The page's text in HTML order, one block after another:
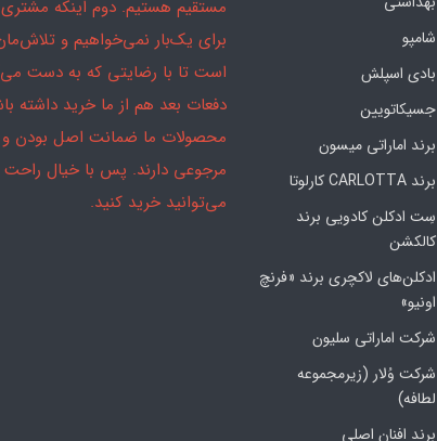
شامپو
بادی اسپلش
جسیکاتویین
برند اماراتی میسون
برند CARLOTTA کارلوتا
سِت ادکلن کادویی برند
کالکشن
ادکلن‌های لاکچری برند «فرنچ
اونیو»
شرکت اماراتی سلیون
شرکت وُلار (زیرمجموعه
لطافه)
برند افنان اصلی
مستقیم هستیم. دوم اینکه
برای یک‌بار نمی‌خواهیم و
است تا با رضایتی که به دست
دفعات بعد هم از ما خرید داشته
محصولات ما ضمانت اصل بودن و
مرجوعی دارند. پس با خیال راحت
می‌توانید خرید کنید.